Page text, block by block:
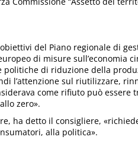
del Piano regionale di
di misure sull’economia
di riduzione della
l’attenzione sul riutilizzare,
come rifiuto può
zero».
ha detto il consigliere,
alla politica».